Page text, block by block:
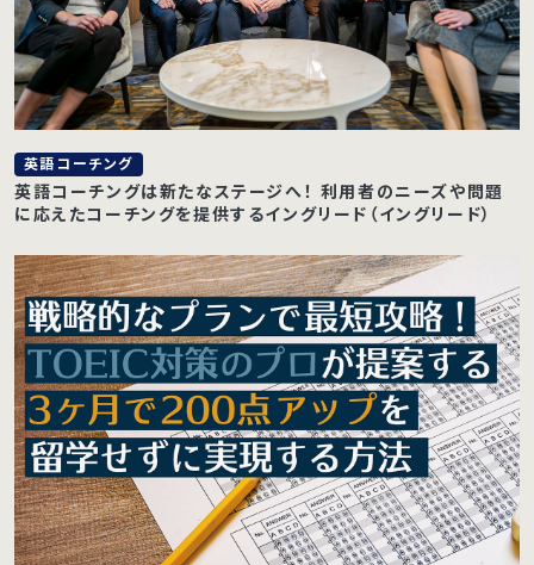
英語コーチング
英語コーチングは新たなステージへ！ 利用者のニーズや問題
に応えたコーチングを提供するイングリード（イングリード）